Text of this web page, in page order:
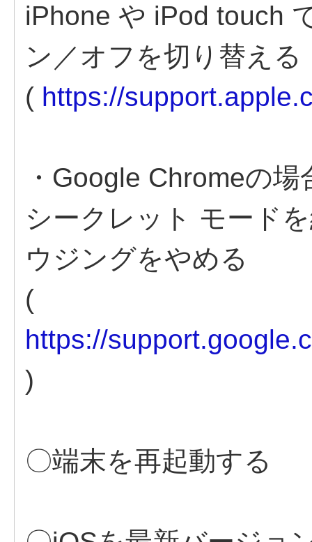
iPhone や iPod touch
ン／オフを切り替える
( https://
・Google Chromeの場
シークレット モード
ウジングをやめる
(
https://
)
〇端末を再起動する